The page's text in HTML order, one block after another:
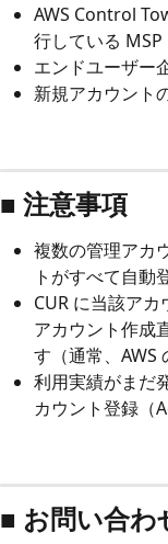
AWS Control
行している MSP
エンドユーザー
新規アカウント
■ 注意事項
複数の管理アカ
トがすべて自動
CUR に当該ア
アカウント作成
す（通常、AWS
利用実績がまだ
カウント登録（
■ お問い合わ